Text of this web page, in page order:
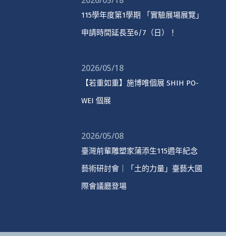
115學年度第1學期 「實驗展場展覽」
申請時間延長至6/7（日）！
2026/05/18
【若重如重】施博唯個展 SHIH PO-
WEI 個展
2026/05/08
臺灣前輩雕塑家蒲添生115週年紀念
藝術研討會｜「土的力量」臺藝大國
際會議廳登場